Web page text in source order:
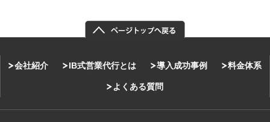
会社紹介 IB式営業代行とは 導入成功事例 料金体系
よくある質問